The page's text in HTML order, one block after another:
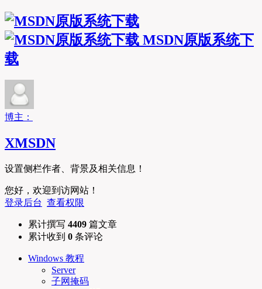
MSDN原版系统下
载
博主：
XMSDN
设置侧栏作者、背景及相关信息！
您好，欢迎到访网站！
登录后台 查看权限
累计撰写 4409 篇文章
累计收到 0 条评论
Windows 教程
Server
子网掩码